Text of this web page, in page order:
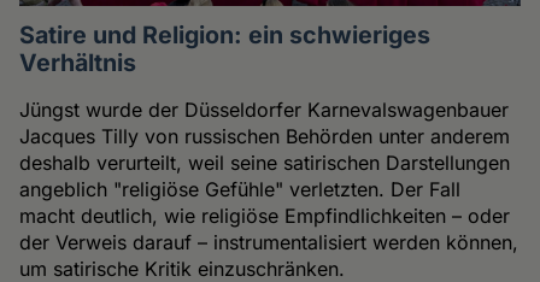
Satire und Religion: ein schwieriges
Verhältnis
Jüngst wurde der Düsseldorfer Karnevalswagenbauer
Jacques Tilly von russischen Behörden unter anderem
deshalb verurteilt, weil seine satirischen Darstellungen
angeblich "religiöse Gefühle" verletzten. Der Fall
macht deutlich, wie religiöse Empfindlichkeiten – oder
der Verweis darauf – instrumentalisiert werden können,
um satirische Kritik einzuschränken.